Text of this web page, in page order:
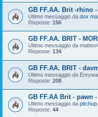
GB FF.AA. Brit -rhino
Ultimo messaggio da dox
Risposte: 156
GB FF.AA. BRIT -
Ultimo messaggio da
Risposte: 134
GB FF.AA. BRIT -
Ultimo messaggio da
Risposte: 208
GB FF.AA Brit - pawn
Ultimo messaggio da pitchup
Risposte: 44